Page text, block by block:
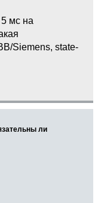
мс на
Siemens, state-
ли